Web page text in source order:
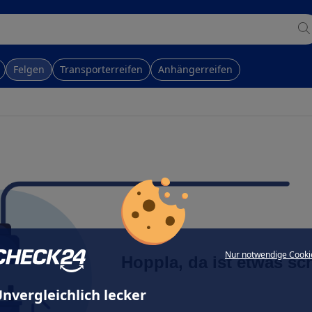
Nur notwendige
lecker
Felgen Transporterreifen Anhängerreifen
Hoppla, da ist etwas